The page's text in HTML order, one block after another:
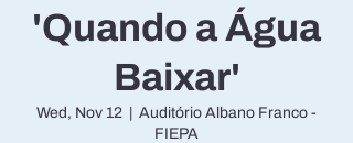
'Quando a Água
Baixar'
Wed, Nov 12
Auditório Albano Franco -
FIEPA